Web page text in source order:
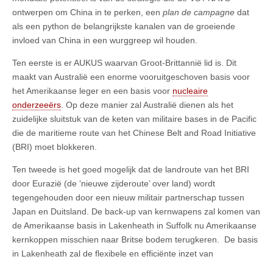
ontwerpen om China in te perken, een plan de campagne dat
als een python de belangrijkste kanalen van de groeiende
invloed van China in een wurggreep wil houden.
Ten eerste is er AUKUS waarvan Groot-Brittannië lid is. Dit
maakt van Australië een enorme vooruitgeschoven basis voor
het Amerikaanse leger en een basis voor nucleaire
onderzeeërs. Op deze manier zal Australië dienen als het
zuidelijke sluitstuk van de keten van militaire bases in de Pacific
die de maritieme route van het Chinese Belt and Road Initiative
(BRI) moet blokkeren.
Ten tweede is het goed mogelijk dat de landroute van het BRI
door Eurazië (de ‘nieuwe zijderoute’ over land) wordt
tegengehouden door een nieuw militair partnerschap tussen
Japan en Duitsland. De back-up van kernwapens zal komen van
de Amerikaanse basis in Lakenheath in Suffolk nu Amerikaanse
kernkoppen misschien naar Britse bodem terugkeren. De basis
in Lakenheath zal de flexibele en efficiënte inzet van